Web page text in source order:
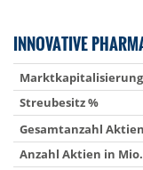
INNOVATIVE
Marktkapitalisierung
Streubesitz %
Gesamtanzahl
Anzahl Aktien in Mio.